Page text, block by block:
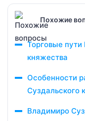
Похожие
Торговые
княжества
Особенности
Суздальского
Владимиро